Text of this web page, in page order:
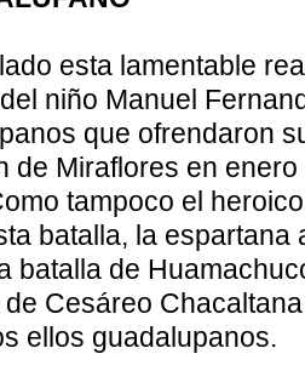
esta lamentable
niño Manuel
que ofrendaron
de Miraflores en
tampoco el
batalla, la espartana
batalla de
Cesáreo
ellos guadalupanos.